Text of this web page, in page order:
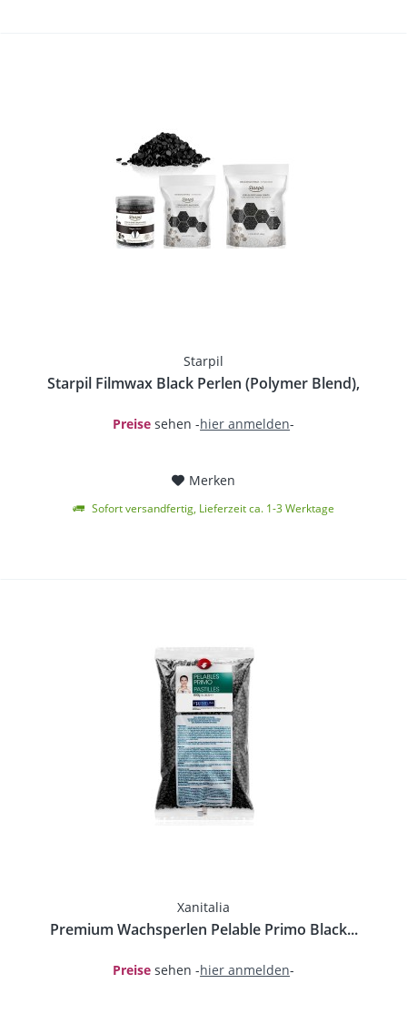
Starpil
Starpil Filmwax Black Perlen (Polymer Blend),
Preise sehen -hier anmelden-
Merken
Sofort versandfertig, Lieferzeit ca. 1-3 Werktage
Xanitalia
Premium Wachsperlen Pelable Primo Black...
Preise sehen -hier anmelden-